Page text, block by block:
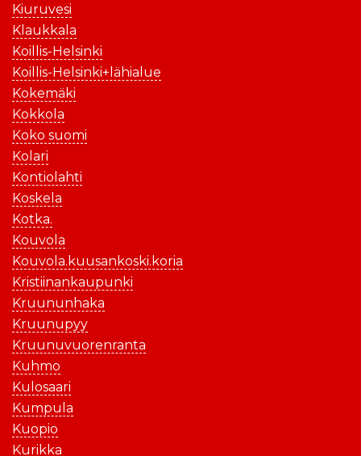
Kiuruvesi
Klaukkala
Koillis-Helsinki
Koillis-Helsinki+lähialue
Kokemäki
Kokkola
Koko suomi
Kolari
Kontiolahti
Koskela
Kotka.
Kouvola
Kouvola.kuusankoski.koria
Kristiinankaupunki
Kruununhaka
Kruunupyy
Kruunuvuorenranta
Kuhmo
Kulosaari
Kumpula
Kuopio
Kurikka